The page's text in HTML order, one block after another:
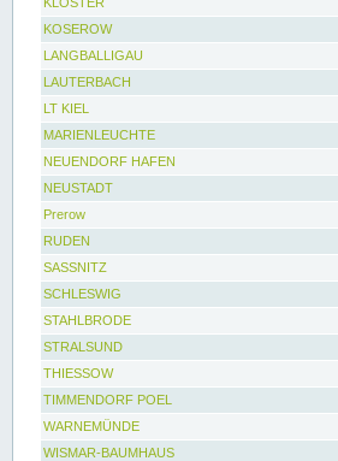
KOSEROW
LANGBALLIGAU
LAUTERBACH
LT KIEL
MARIENLEUCHTE
NEUENDORF HAFEN
NEUSTADT
Prerow
RUDEN
SASSNITZ
SCHLESWIG
STAHLBRODE
STRALSUND
THIESSOW
TIMMENDORF POEL
WARNEMÜNDE
WISMAR-BAUMHAUS